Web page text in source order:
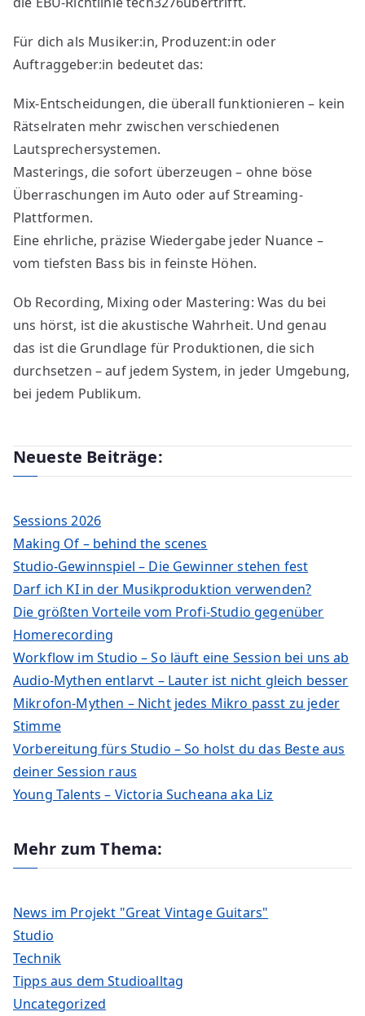
Für dich als Musiker:in, Produzent:in oder
Auftraggeber:in bedeutet das:
Mix-Entscheidungen, die überall funktionieren – kein
Rätselraten mehr zwischen verschiedenen
Lautsprechersystemen.
Masterings, die sofort überzeugen – ohne böse
Überraschungen im Auto oder auf Streaming-
Plattformen.
Eine ehrliche, präzise Wiedergabe jeder Nuance –
vom tiefsten Bass bis in feinste Höhen.
Ob Recording, Mixing oder Mastering: Was du bei
uns hörst, ist die akustische Wahrheit. Und genau
das ist die Grundlage für Produktionen, die sich
durchsetzen – auf jedem System, in jeder Umgebung,
bei jedem Publikum.
Neueste Beiträge:
Sessions 2026
Making Of – behind the scenes
Studio-Gewinnspiel – Die Gewinner stehen fest
Darf ich KI in der Musikproduktion verwenden?
Die größten Vorteile vom Profi-Studio gegenüber
Homerecording
Workflow im Studio – So läuft eine Session bei uns ab
Audio-Mythen entlarvt – Lauter ist nicht gleich besser
Mikrofon-Mythen – Nicht jedes Mikro passt zu jeder
Stimme
Vorbereitung fürs Studio – So holst du das Beste aus
deiner Session raus
Young Talents – Victoria Sucheana aka Liz
Mehr zum Thema:
News im Projekt "Great Vintage Guitars"
Studio
Technik
Tipps aus dem Studioalltag
Uncategorized